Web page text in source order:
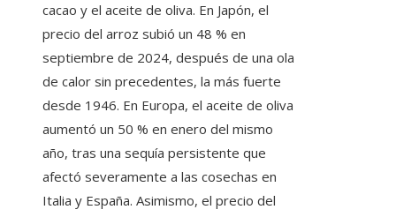
cacao y el aceite de oliva. En Japón, el
precio del arroz subió un 48 % en
septiembre de 2024, después de una ola
de calor sin precedentes, la más fuerte
desde 1946. En Europa, el aceite de oliva
aumentó un 50 % en enero del mismo
año, tras una sequía persistente que
afectó severamente a las cosechas en
Italia y España. Asimismo, el precio del